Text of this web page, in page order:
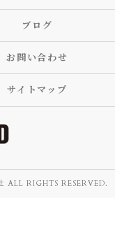
ブログ
お問い合わせ
サイトマップ
ALL RIGHTS RESERVED.